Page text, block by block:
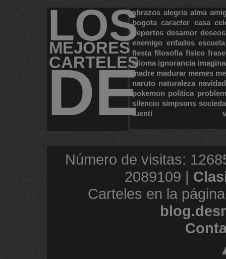
LOS
MEJORES
CARTELES
DE
abrazos alegria alma
bogota caracter casa
deportes desamor deseos
enemigo enfados escuela
fiesta filosofia fisico
idioma ignorancia
madre madurar memes
naruto naturaleza navidad
pokemon politica
silencio simpsons
tuenti
Número de visitas:
2089109 |
Carteles en la